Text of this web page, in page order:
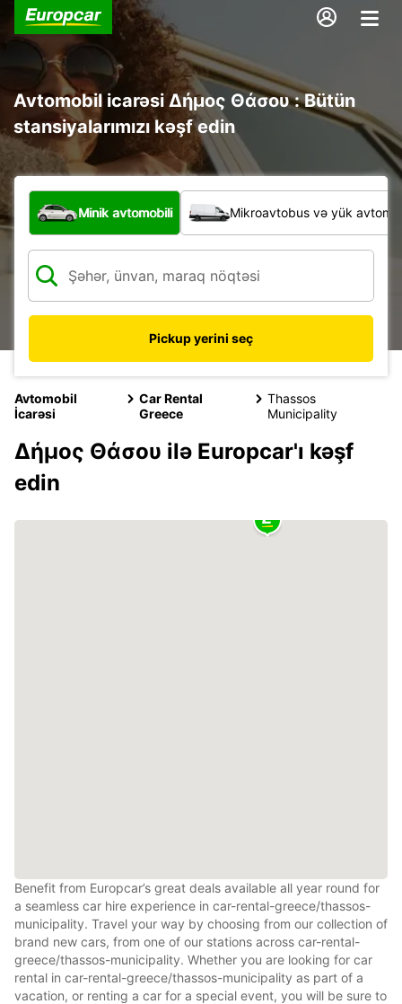
Avtomobil icarəsi Δήμος Θάσου : Bütün
stansiyalarımızı kəşf edin
Hansı növ nəqliyyat vasitəsi?
Minik avtomobili Mikroavtobus və yük
Pickup yerini seç
Avtomobil
İcarəsi
Car Rental
Greece
Thassos
Municipality
Δήμος Θάσου ilə Europcar'ı kəşf
edin
Benefit from Europcar’s great deals available all year round for
a seamless car hire experience in car-rental-greece/thassos-
municipality. Travel your way by choosing from our collection of
brand new cars, from one of our stations across car-rental-
greece/thassos-municipality. Whether you are looking for car
rental in car-rental-greece/thassos-municipality as part of a
vacation, or renting a car for a special event, you will be sure to